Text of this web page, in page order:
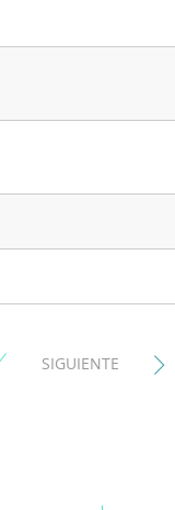
SIGUIENTE